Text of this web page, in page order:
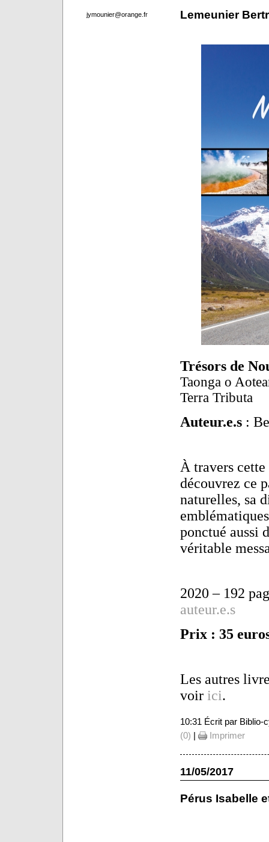
jymounier@orange.fr Lemeunier
Trésors de
Taonga o
Terra Tributa
Auteur.e.s:
À travers
découvrez ce
naturelles, sa
ponctué aussi
véritable
2020 – 192
auteur.e.s
Prix : 35
Les autres
voirici.
10:31 Écrit par Biblio-
(0) | Imprimer
11/05/2017
Pérus Isabelle